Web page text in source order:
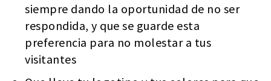
siempre dando la oportunidad de no ser
respondida, y que se guarde esta
preferencia para no molestar a tus
visitantes